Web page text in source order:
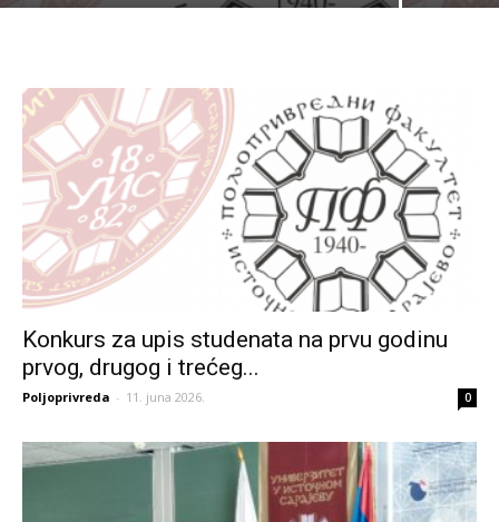
Konkurs za upis studenata na prvu godinu
prvog, drugog i trećeg...
Poljoprivreda - 11. juna 2026. 0